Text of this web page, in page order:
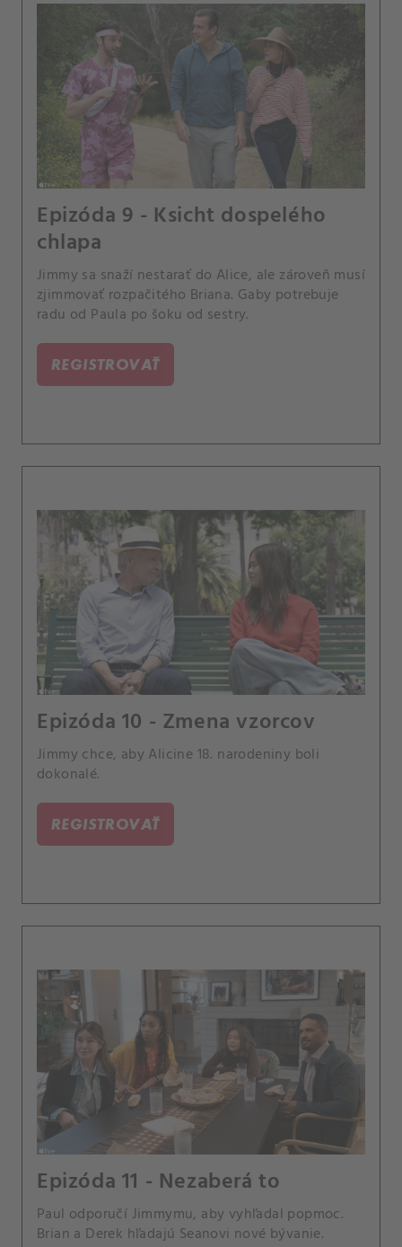
Epizóda 9 - Ksicht dospelého
chlapa
Jimmy sa snaží nestarať do Alice, ale zároveň musí
zjimmovať rozpačitého Briana. Gaby potrebuje
radu od Paula po šoku od sestry.
REGISTROVAŤ
Epizóda 10 - Zmena vzorcov
Jimmy chce, aby Alicine 18. narodeniny boli
dokonalé.
REGISTROVAŤ
Epizóda 11 - Nezaberá to
Paul odporučí Jimmymu, aby vyhľadal popmoc.
Brian a Derek hľadajú Seanovi nové bývanie.